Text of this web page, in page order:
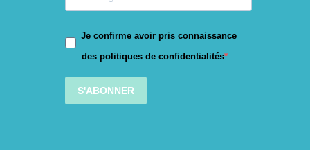
Je confirme avoir pris connaissance
des politiques de confidentialités
S'ABONNER